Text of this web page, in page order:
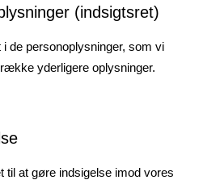
(indsigtsret)
i de personoplysninger, som vi
yderligere oplysninger.
til at gøre indsigelse imod vores